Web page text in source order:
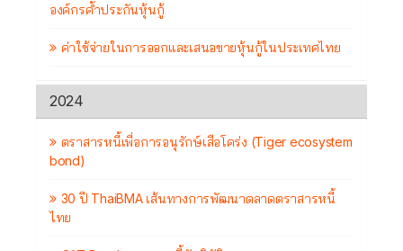
องค์กรค้ำประกันหุ้นกู้
ค่าใช้จ่ายในการออกและเสนอขายหุ้นกู้ในประเทศไทย
2024
ตราสารหนี้เพื่อการอนุรักษ์เสือโคร่ง (Tiger ecosystem
bond)
30 ปี ThaiBMA เส้นทางการพัฒนาตลาดตราสารหนี้
ไทย